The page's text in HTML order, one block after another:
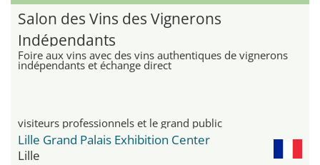
Salon des Vins des Vignerons
Indépendants
Foire aux vins avec des vins authentiques de vignerons
indépendants et échange direct
visiteurs professionnels et le grand public
Lille Grand Palais Exhibition Center
Lille